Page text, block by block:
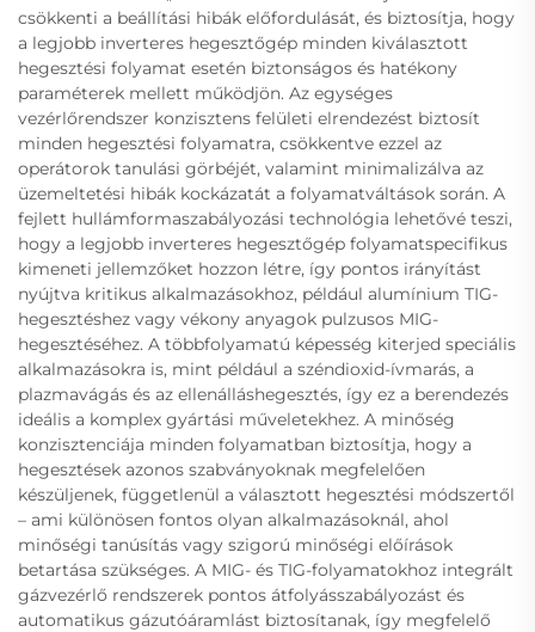
csökkenti a beállítási hibák előfordulását, és biztosítja, hogy
a legjobb inverteres hegesztőgép minden kiválasztott
hegesztési folyamat esetén biztonságos és hatékony
paraméterek mellett működjön. Az egységes
vezérlőrendszer konzisztens felületi elrendezést biztosít
minden hegesztési folyamatra, csökkentve ezzel az
operátorok tanulási görbéjét, valamint minimalizálva az
üzemeltetési hibák kockázatát a folyamatváltások során. A
fejlett hullámformaszabályozási technológia lehetővé teszi,
hogy a legjobb inverteres hegesztőgép folyamatspecifikus
kimeneti jellemzőket hozzon létre, így pontos irányítást
nyújtva kritikus alkalmazásokhoz, például alumínium TIG-
hegesztéshez vagy vékony anyagok pulzusos MIG-
hegesztéséhez. A többfolyamatú képesség kiterjed speciális
alkalmazásokra is, mint például a széndioxid-ívmarás, a
plazmavágás és az ellenálláshegesztés, így ez a berendezés
ideális a komplex gyártási műveletekhez. A minőség
konzisztenciája minden folyamatban biztosítja, hogy a
hegesztések azonos szabványoknak megfelelően
készüljenek, függetlenül a választott hegesztési módszertől
– ami különösen fontos olyan alkalmazásoknál, ahol
minőségi tanúsítás vagy szigorú minőségi előírások
betartása szükséges. A MIG- és TIG-folyamatokhoz integrált
gázvezérlő rendszerek pontos átfolyásszabályozást és
automatikus gázutóáramlást biztosítanak, így megfelelő